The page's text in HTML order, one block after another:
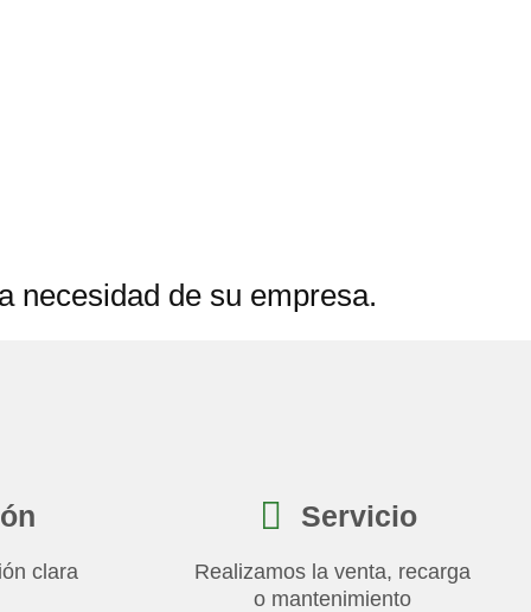
necesidad de su empresa.
clara
Servicio
Realizamos la venta, recarga
o mantenimiento